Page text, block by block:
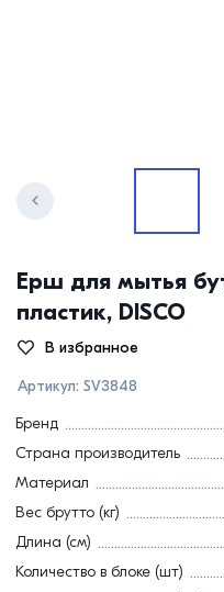
Ерш для мытья
пластик, DISCO
В избранное
Артикул: SV3848
Бренд
Страна производитель
Материал
Вес брутто (кг)
Длина (см)
Количество в блоке (шт)